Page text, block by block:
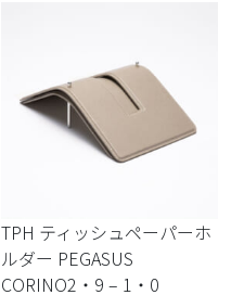
TPH ティッシュペーパーホ
ルダー PEGASUS
CORINO2・9 – 1・0